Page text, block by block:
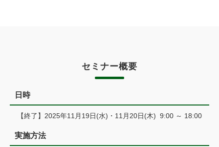
セミナー概要
日時
【終了】2025年11月19日(水)・11月20日(木) 9:00 ～ 18:00
実施方法